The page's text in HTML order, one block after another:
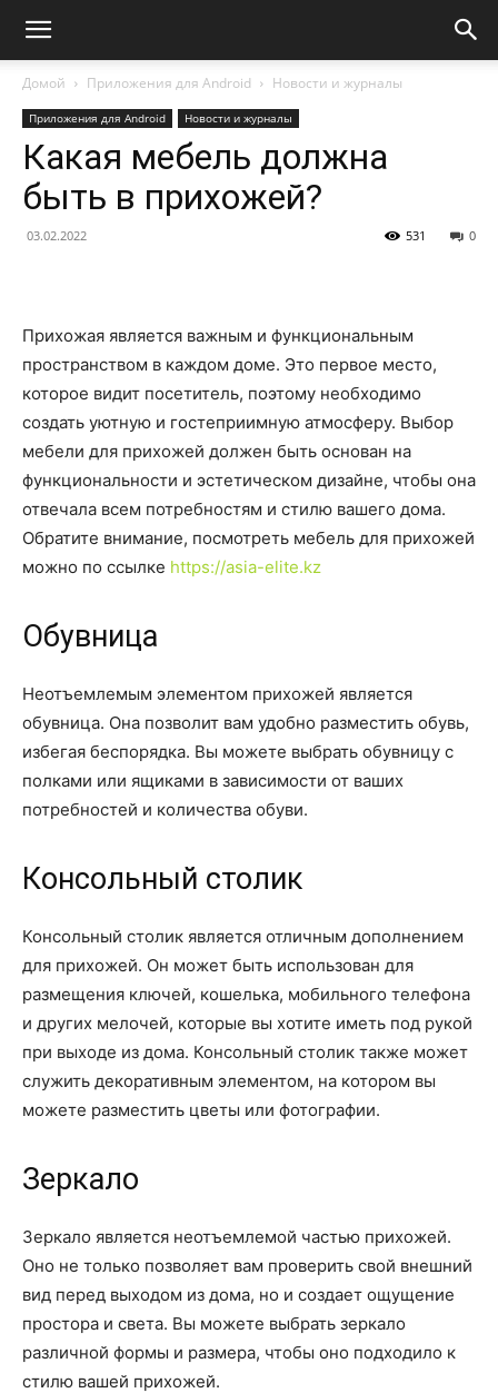
Домой Приложения для Android Новости и журналы
Приложения для Android Новости и журналы
Какая мебель должна
быть в прихожей?
03.02.2022 0
531
Прихожая является важным и функциональным
пространством в каждом доме. Это первое место,
которое видит посетитель, поэтому необходимо
создать уютную и гостеприимную атмосферу. Выбор
мебели для прихожей должен быть основан на
функциональности и эстетическом дизайне, чтобы она
отвечала всем потребностям и стилю вашего дома.
Обратите внимание, посмотреть мебель для прихожей
можно по ссылке https://asia-elite.kz
Обувница
Неотъемлемым элементом прихожей является
обувница. Она позволит вам удобно разместить обувь,
избегая беспорядка. Вы можете выбрать обувницу с
полками или ящиками в зависимости от ваших
потребностей и количества обуви.
Консольный столик
Консольный столик является отличным дополнением
для прихожей. Он может быть использован для
размещения ключей, кошелька, мобильного телефона
и других мелочей, которые вы хотите иметь под рукой
при выходе из дома. Консольный столик также может
служить декоративным элементом, на котором вы
можете разместить цветы или фотографии.
Зеркало
Зеркало является неотъемлемой частью прихожей.
Оно не только позволяет вам проверить свой внешний
вид перед выходом из дома, но и создает ощущение
простора и света. Вы можете выбрать зеркало
различной формы и размера, чтобы оно подходило к
стилю вашей прихожей.